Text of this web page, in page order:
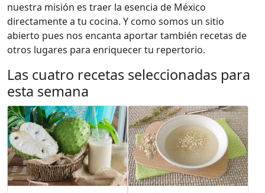
nuestra misión es traer la esencia de México
directamente a tu cocina. Y como somos un sitio
abierto pues nos encanta aportar también recetas de
otros lugares para enriquecer tu repertorio.
Las cuatro recetas seleccionadas para
esta semana